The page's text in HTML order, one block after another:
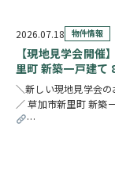
同とても嬉しく思って
販売期間中はたくさん
せやご内覧をいた…
2026.07.18 物件情報
【現地見学会開催
里町 新築一戸建て
＼新しい現地見学会
／ 草加市新里町 新築
https://